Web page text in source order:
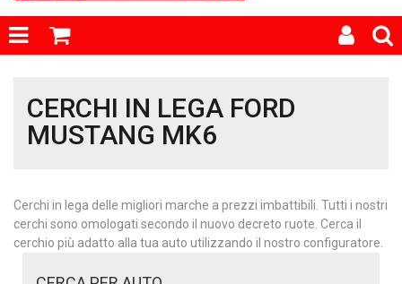
CERCHI IN LEGA FORD
MUSTANG MK6
Cerchi in lega delle migliori marche a prezzi imbattibili. Tutti i nostri
cerchi sono omologati secondo il nuovo decreto ruote. Cerca il
cerchio più adatto alla tua auto utilizzando il nostro configuratore.